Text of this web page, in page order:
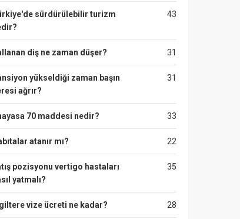
43
sürdürülebilir turizm
31
diş ne zaman düşer?
31
yükseldiği zaman başın
ağrır?
33
70 maddesi nedir?
22
atanır mı?
35
pozisyonu vertigo hastaları
yatmalı?
28
vize ücreti ne kadar?